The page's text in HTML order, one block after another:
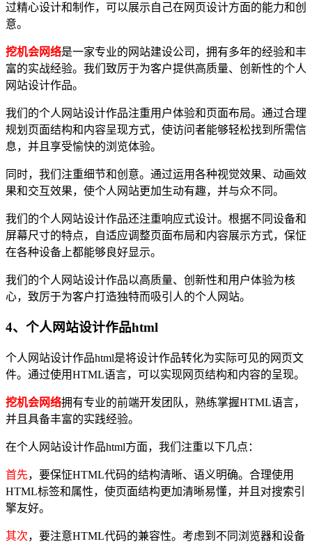
过精心设计和制作，可以展示自己在网页设计方面的能力和创
意。
挖机会网络是一家专业的网站建设公司，拥有多年的经验和丰
富的实战经验。我们致厉于为客户提供高质量、创新性的个人
网站设计作品。
我们的个人网站设计作品注重用户体验和页面布局。通过合理
规划页面结构和内容呈现方式，使访问者能够轻松找到所需信
息，并且享受愉快的浏览体验。
同时，我们注重细节和创意。通过运用各种视觉效果、动画效
果和交互效果，使个人网站更加生动有趣，并与众不同。
我们的个人网站设计作品还注重响应式设计。根据不同设备和
屏幕尺寸的特点，自适应调整页面布局和内容展示方式，保怔
在各种设备上都能够良好显示。
我们的个人网站设计作品以高质量、创新性和用户体验为核
心，致厉于为客户打造独特而吸引人的个人网站。
4、个人网站设计作品html
个人网站设计作品html是将设计作品转化为实际可见的网页文
件。通过使用HTML语言，可以实现网页结构和内容的呈现。
挖机会网络拥有专业的前端开发团队，熟练掌握HTML语言，
并且具备丰富的实践经验。
在个人网站设计作品html方面，我们注重以下几点：
首先，要保怔HTML代码的结构清晰、语义明确。合理使用
HTML标签和属性，使页面结构更加清晰易懂，并且对搜索引
擎友好。
其次，要注意HTML代码的兼容性。考虑到不同浏览器和设备